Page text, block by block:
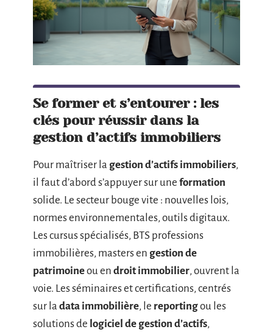
Se former et s’entourer : les
clés pour réussir dans la
gestion d’actifs immobiliers
Pour maîtriser la gestion d’actifs immobiliers,
il faut d’abord s’appuyer sur une formation
solide. Le secteur bouge vite : nouvelles lois,
normes environnementales, outils digitaux.
Les cursus spécialisés, BTS professions
immobilières, masters en gestion de
patrimoineou en droit immobilier, ouvrent la
voie. Les séminaires et certifications, centrés
sur la data immobilière, le reportingou les
solutions de logiciel de gestion d’actifs,